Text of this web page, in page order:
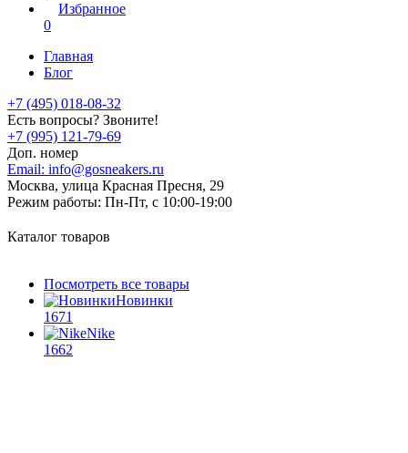
Избранное
0
Главная
Блог
+7 (495) 018-08-32
Есть вопросы? Звоните!
+7 (995) 121-79-69
Доп. номер
Email: info@gosneakers.ru
Москва, улица Красная Пресня, 29
Режим работы: Пн-Пт, с 10:00-19:00
Каталог товаров
Посмотреть все товары
Новинки
1671
Nike
1662